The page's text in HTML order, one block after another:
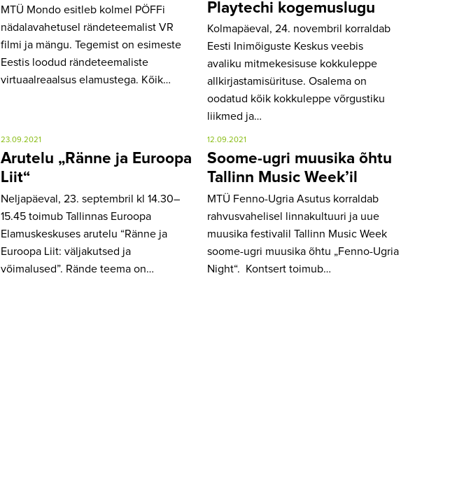
MTÜ Mondo esitleb kolmel PÖFFi
nädalavahetusel rändeteemalist VR
filmi ja mängu. Tegemist on esimeste
Eestis loodud rändeteemaliste
virtuaalreaalsus elamustega. Kõik…
Playtechi kogemuslugu
Kolmapäeval, 24. novembril korraldab
Eesti Inimõiguste Keskus veebis
avaliku mitmekesisuse kokkuleppe
allkirjastamisürituse. Osalema on
oodatud kõik kokkuleppe võrgustiku
liikmed ja…
23.09.2021
Arutelu „Ränne ja Euroopa
Liit“
Neljapäeval, 23. septembril kl 14.30–
15.45 toimub Tallinnas Euroopa
Elamuskeskuses arutelu “Ränne ja
Euroopa Liit: väljakutsed ja
võimalused”. Rände teema on…
12.09.2021
Soome-ugri muusika õhtu
Tallinn Music Week’il
MTÜ Fenno-Ugria Asutus korraldab
rahvusvahelisel linnakultuuri ja uue
muusika festivalil Tallinn Music Week
soome-ugri muusika õhtu „Fenno-Ugria
Night“. Kontsert toimub…